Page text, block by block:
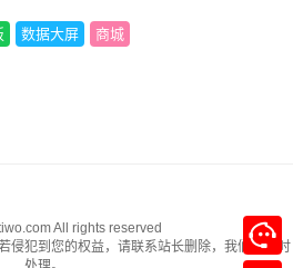
数据大屏 商城
All rights reserved
侵犯到您的权益，请联系站长删除，我们将及时